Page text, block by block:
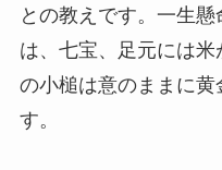
との教えです。一生
は、七宝、足元には
の小槌は意のままに黄
す。